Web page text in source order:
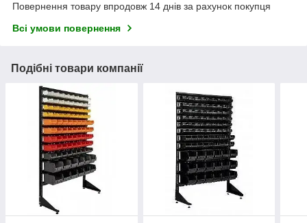
Повернення товару впродовж 14 днів за рахунок покупця
Всі умови повернення
Подібні товари компанії